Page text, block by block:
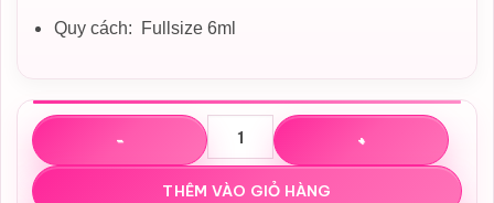
Quy cách: Fullsize 6ml
Kem che khuyết điểm NARS Radiant Creamy Concealer
THÊM VÀO GIỎ HÀNG